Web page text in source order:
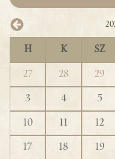
H K SZ
27 28 29
3
4 5
10
11 12
17
18 19